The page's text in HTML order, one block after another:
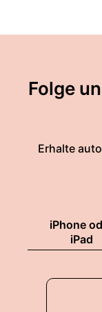
Folge
Erhalte
iPhone
iPad